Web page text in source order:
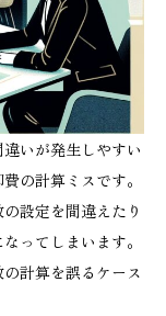
いが発生しやすい
の計算ミスです。
設定を間違えたり
ってしまいます。
計算を誤るケース